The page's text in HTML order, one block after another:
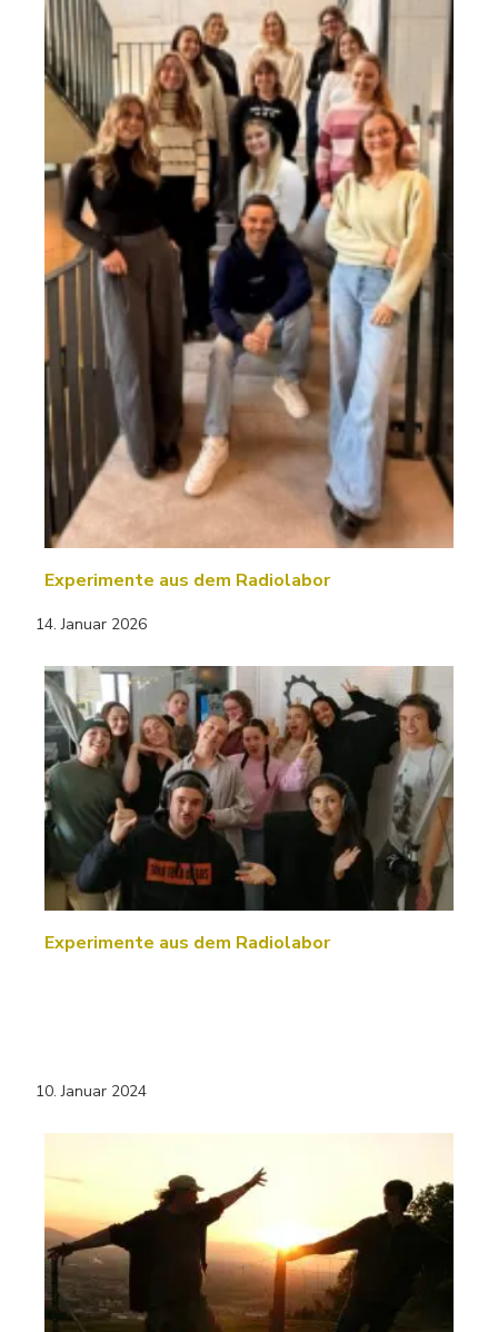
Experimente aus dem Radiolabor
14. Januar 2026
Experimente aus dem Radiolabor
10. Januar 2024